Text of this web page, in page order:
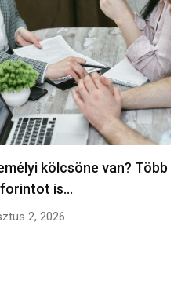
kölcsöne van? Több
is…
2, 2026